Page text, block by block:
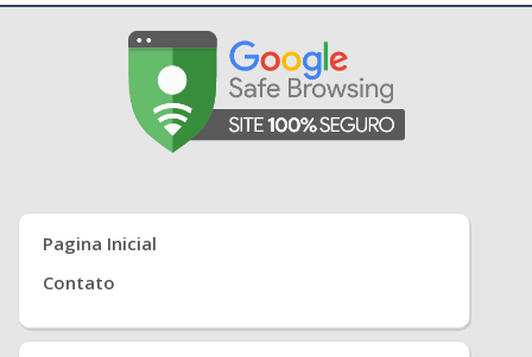
Pagina Inicial
Contato